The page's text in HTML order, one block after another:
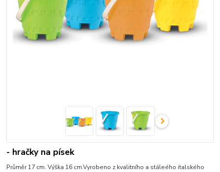
- hračky na písek
Průměr 17 cm. Výška 16 cm.Vyrobeno z kvalitního a stáleého italského